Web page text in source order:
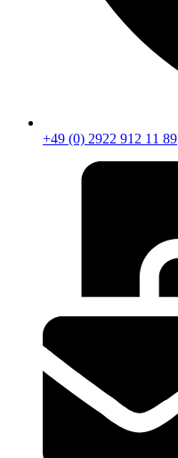
+49 (0) 2922 912 11 89